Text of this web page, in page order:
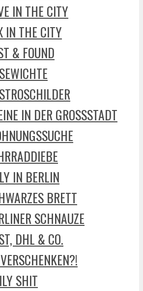
IN THE CITY
IN THE CITY
& FOUND
IN DER GROSSSTADT
IN BERLIN
BRETT
SCHNAUZE
DHL & CO.
SHIT